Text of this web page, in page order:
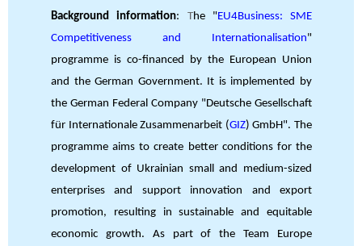
Background information: The " EU4Business: SME
Competitiveness and Internationalisation"
programme is co-financed by the European Union
and the German Government. It is implemented by
the German Federal Company "Deutsche Gesellschaft
für Internationale Zusammenarbeit (GIZ) GmbH". The
programme aims to create better conditions for the
development of Ukrainian small and medium-sized
enterprises and support innovation and export
promotion, resulting in sustainable and equitable
economic growth. As part of the Team Europe